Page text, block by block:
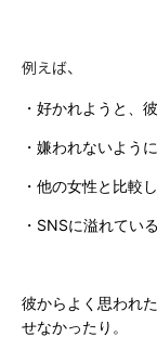
例えば、
・好かれようと、
・嫌われないよう
・他の女性と比較
・ SNSに溢れてい
彼からよく思われ
せなかったり。